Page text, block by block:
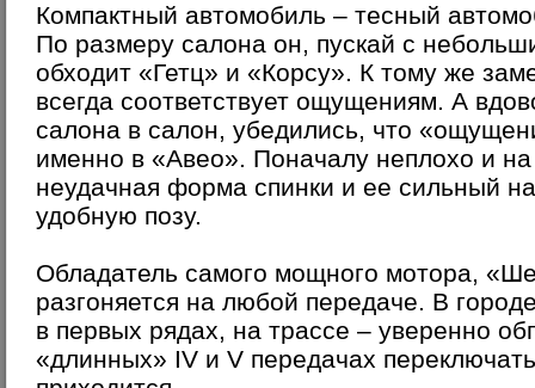
Компактный автомобиль – тесный
По размеру салона он, пускай с
обходит «Гетц» и «Корсу». К тому же
всегда соответствует ощущениям. А
салона в салон, убедились, что
именно в «Авео». Поначалу неплохо и
неудачная форма спинки и ее сильный
удобную позу.
Обладатель самого мощного мотора,
разгоняется на любой передаче. В
в первых рядах, на трассе – уверенно
«длинных» IV и V передачах